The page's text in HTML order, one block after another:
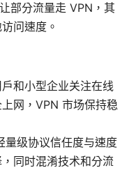
部分流量走 VPN，其
问速度。
和小型企业关注在线
网，VPN 市场保持稳
级协议信任度与速度
同时混淆技术和分流